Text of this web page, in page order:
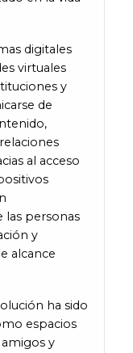
digitales
virtuales
y
de
al acceso
las personas
y
alcance
ha sido
espacios
y